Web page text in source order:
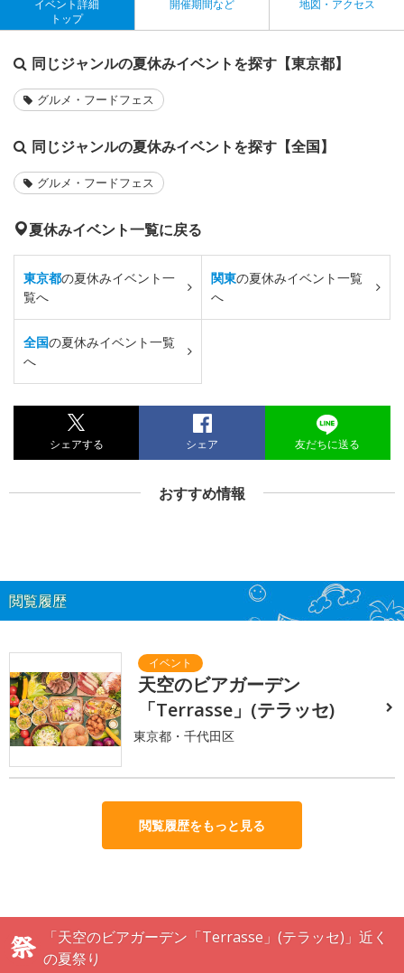
イベント詳細
トップ
開催期間など 地図・アクセス
同じジャンルの夏休みイベントを探す【東京都】
グルメ・フードフェス
同じジャンルの夏休みイベントを探す【全国】
グルメ・フードフェス
夏休みイベント一覧に戻る
東京都の夏休みイベント一
覧へ
関東の夏休みイベント一覧
へ
全国の夏休みイベント一覧
へ
シェアする シェア 友だちに送る
おすすめ情報
閲覧履歴
天空のビアガーデン
「Terrasse」(テラッセ)
東京都・千代田区
閲覧履歴をもっと見る
「天空のビアガーデン「Terrasse」(テラッセ)」近く
の夏祭り